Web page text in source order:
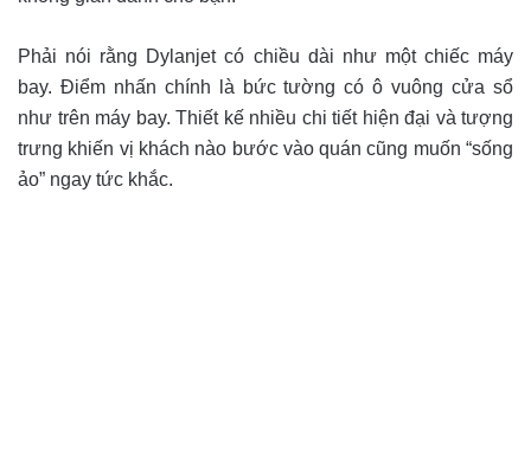
Phải nói rằng Dylanjet có chiều dài như một chiếc máy
bay. Điểm nhấn chính là bức tường có ô vuông cửa sổ
như trên máy bay. Thiết kế nhiều chi tiết hiện đại và tượng
trưng khiến vị khách nào bước vào quán cũng muốn “sống
ảo” ngay tức khắc.